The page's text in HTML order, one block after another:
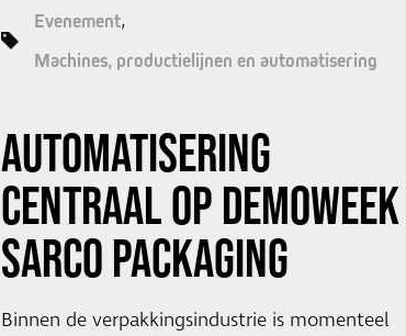
Evenement
Machines, productielijnen en automatisering
AUTOMATISERING
CENTRAAL OP DEMOWEEK
SARCO PACKAGING
Binnen de verpakkingsindustrie is momenteel